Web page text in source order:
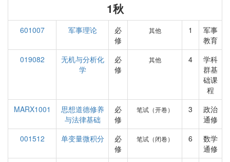
1秋
601007 军事理论
必
修
其他 1
军事
教育
019082
无机与分析化
学
必
修
其他 4
学科
群基
础课
程
MARX1001
思想道德修养
与法律基础
必
修
笔试（开卷） 3
政治
通修
001512
单变量微积分
必
修
笔试（闭卷） 6
数学
通修